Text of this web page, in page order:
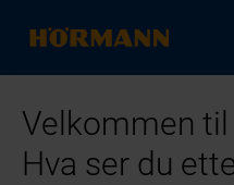
Velkommen
Hva ser du